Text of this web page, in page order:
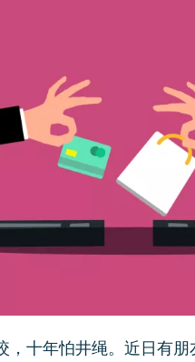
，十年怕井绳。近日有